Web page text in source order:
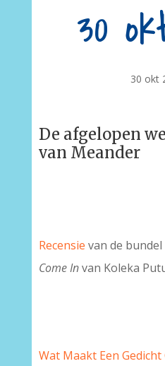
30
30 okt
De afgelopen
van Meander
Recensie van de bundel
Come Invan Koleka
Wat Maakt Een Gedicht